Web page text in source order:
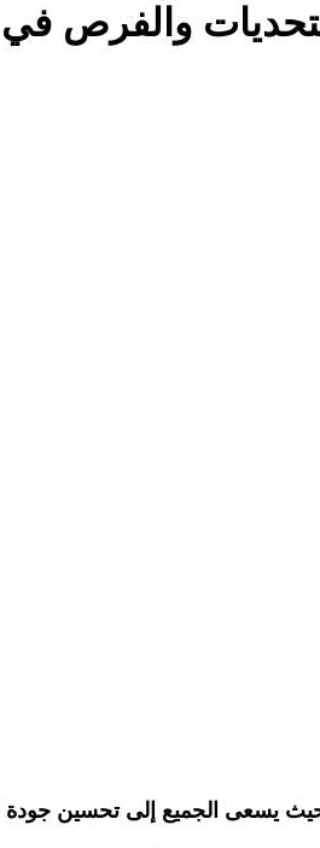
والفرص في
يسعى الجميع إلى تحسين جودة